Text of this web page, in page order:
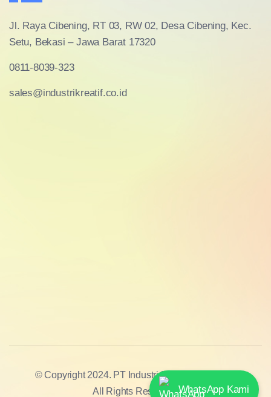
Jl. Raya Cibening, RT 03, RW 02, Desa Cibening, Kec.
Setu, Bekasi – Jawa Barat 17320
0811-8039-323
sales@industrikreatif.co.id
© Copyright 2024. PT Industri Kreatif Nusantara.
All Rights Reserved.WhatsApp Kami